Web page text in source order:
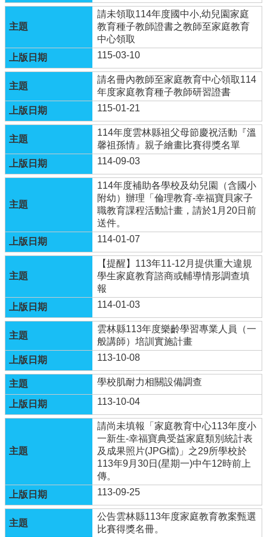
康
心
(健
康
促
進
議
母
語
日
學
化
計
通
安
全
維
計
畫
英
語
口
展
能
學
專
區
環
請未領取114年度國中小,幼兒園家庭
教育種子教師證書之教師至家庭教育
中心領取
115-03-10
請名冊內教師至家庭教育中心領取114
年度家庭教育種子教師研習證書
115-01-21
114年度雲林縣祖父母節慶祝活動『溫
馨祖孫情』親子繪畫比賽得獎名單
114-09-03
114年度補助各學校及幼兒園（含國小
附幼）辦理「倫理教育-幸福寶貝家子
職教育課程活動計畫，請於1月20日前
送件。
114-01-07
【提醒】113年11-12月提供重大違規
學生家庭教育諮商或輔導情形調查填
報
114-01-03
雲林縣113年度樂齡學習專業人員（一
般講師）培訓實施計畫
113-10-08
學校肌耐力相關設備調查
113-10-04
請尚未填報「家庭教育中心113年度小
一新生-幸福寶典受益家庭類別統計表
及成果照片(JPG檔)」之29所學校於
113年9月30日(星期一)中午12時前上
傳。
113-09-25
公告雲林縣113年度家庭教育教案甄選
比賽得獎名冊。